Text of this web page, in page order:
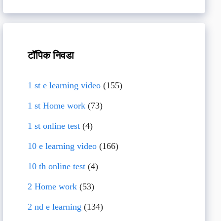
टॉपिक निवडा
1 st e learning video (155)
1 st Home work (73)
1 st online test (4)
10 e learning video (166)
10 th online test (4)
2 Home work (53)
2 nd e learning (134)